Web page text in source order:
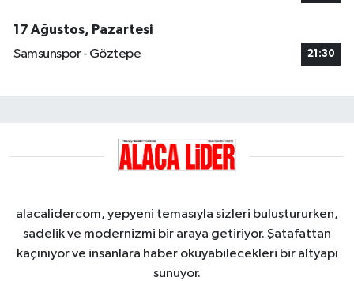
17 Ağustos, Pazartesi
Samsunspor - Göztepe
21:30
alacalidercom, yepyeni temasıyla sizleri buluştururken,
sadelik ve modernizmi bir araya getiriyor. Şatafattan
kaçınıyor ve insanlara haber okuyabilecekleri bir altyapı
sunuyor.